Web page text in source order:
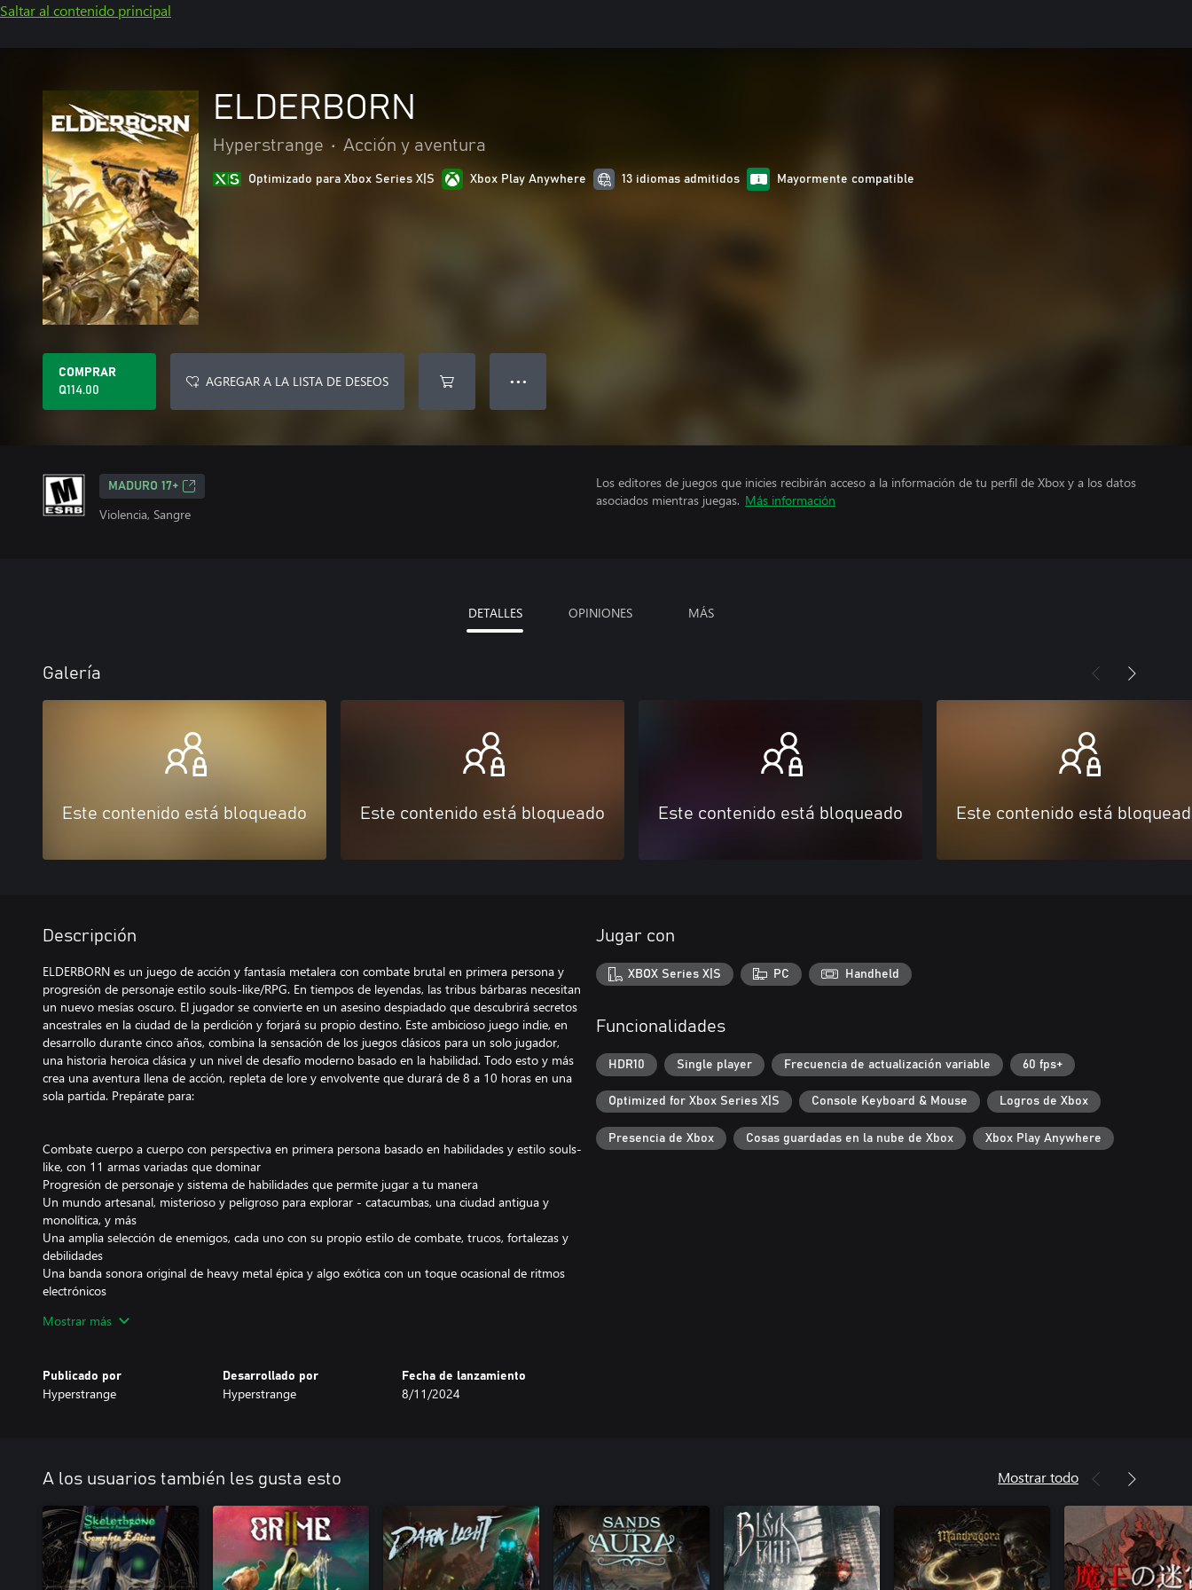
Saltar al contenido principal
ELDERBORN
Hyperstrange • Acción y aventura
Optimizado para Xbox Series X|S Xbox Play Anywhere 13 idiomas admitidos Mayormente compatible
COMPRAR
Q114.00
AGREGAR A LA LISTA DE DESEOS ● ● ●
MADURO 17+
Violencia, Sangre
Los editores de juegos que inicies recibirán acceso a la información de tu perfil de Xbox y a los datos
asociados mientras juegas. Más información
DETALLES OPINIONES MÁS
Galería
Este contenido está bloqueado Este contenido está bloqueado Este contenido está bloqueado Este contenido está
Descripción
ELDERBORN es un juego de acción y fantasía metalera con combate brutal en primera persona y
progresión de personaje estilo souls-like/RPG. En tiempos de leyendas, las tribus bárbaras necesitan
un nuevo mesías oscuro. El jugador se convierte en un asesino despiadado que descubrirá secretos
ancestrales en la ciudad de la perdición y forjará su propio destino. Este ambicioso juego indie, en
desarrollo durante cinco años, combina la sensación de los juegos clásicos para un solo jugador,
una historia heroica clásica y un nivel de desafío moderno basado en la habilidad. Todo esto y más
crea una aventura llena de acción, repleta de lore y envolvente que durará de 8 a 10 horas en una
sola partida. Prepárate para:
Combate cuerpo a cuerpo con perspectiva en primera persona basado en habilidades y estilo souls-
like, con 11 armas variadas que dominar
Progresión de personaje y sistema de habilidades que permite jugar a tu manera
Un mundo artesanal, misterioso y peligroso para explorar - catacumbas, una ciudad antigua y
monolítica, y más
Una amplia selección de enemigos, cada uno con su propio estilo de combate, trucos, fortalezas y
debilidades
Una banda sonora original de heavy metal épica y algo exótica con un toque ocasional de ritmos
electrónicos
de los 80 y 90
¡Hazte bárbaro!
Mostrar más
Publicado por
Hyperstrange
Desarrollado por
Hyperstrange
Fecha de lanzamiento
8/11/2024
Jugar con
XBOX Series X|S PC Handheld
Funcionalidades
HDR10 Single player Frecuencia de actualización variable 60 fps+
Optimized for Xbox Series X|S Console Keyboard & Mouse Logros de Xbox
Presencia de Xbox Cosas guardadas en la nube de Xbox Xbox Play Anywhere
A los usuarios también les gusta esto Mostrar todo